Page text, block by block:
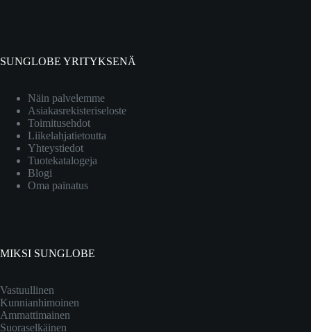
SUNGLOBE YRITYKSENÄ
Näin palvelemme
Asiakasrekisteriseloste
Toimitusehdot
Liikelahjatietoutta
Yhteystiedot
Tuotekatalogeja
Blogi
Oma painatus
MIKSI SUNGLOBE
Vastuullinen
Kunnianhimoinen
Ammattimainen
Suoraselkäinen